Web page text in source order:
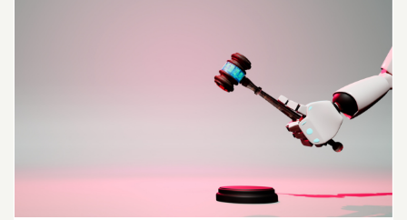
Oberlandesgericht Hamm: Haftung für
Aussagen eines KI-Chatbots